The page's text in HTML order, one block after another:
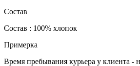
Состав
Состав : 100% хлопок
Примерка
Время пребывания курьера у клиента -